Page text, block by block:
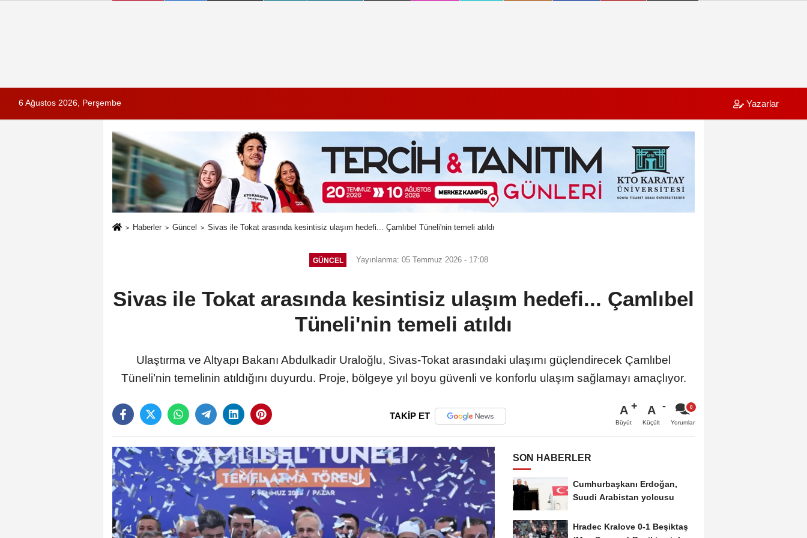
6 Ağustos 2026, Perşembe Yazarlar
Haberler Güncel Sivas ile Tokat arasında kesintisiz ulaşım hedefi... Çamlıbel Tüneli'nin temeli atıldı
GÜNCEL Yayınlanma: 05 Temmuz 2026 - 17:08
Sivas ile Tokat arasında kesintisiz ulaşım hedefi... Çamlıbel
Tüneli'nin temeli atıldı
Ulaştırma ve Altyapı Bakanı Abdulkadir Uraloğlu, Sivas-Tokat arasındaki ulaşımı güçlendirecek Çamlıbel
Tüneli’nin temelinin atıldığını duyurdu. Proje, bölgeye yıl boyu güvenli ve konforlu ulaşım sağlamayı amaçlıyor.
TAKİP ET A
Büyüt
A
Küçült Yorumlar
SON HABERLER
Cumhurbaşkanı Erdoğan,
Suudi Arabistan yolcusu
Hradec Kralove 0-1 Beşiktaş